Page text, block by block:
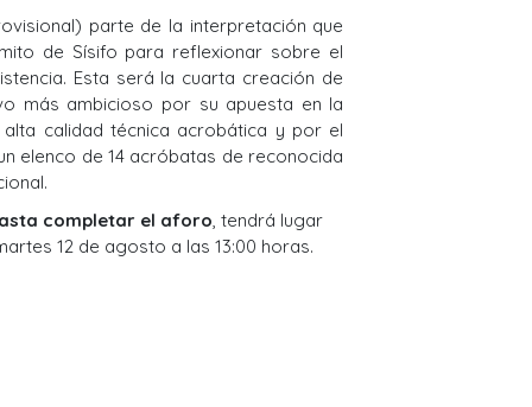
parte de la interpretación que
de Sísifo para reflexionar sobre el
Esta será la cuarta creación de
más ambicioso por su apuesta en la
calidad técnica acrobática y por el
elenco de 14 acróbatas de reconocida
completar el aforo , tendrá lugar
12 de agosto a las 13:00 horas.